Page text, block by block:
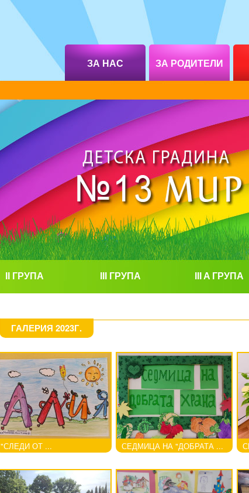
ЗА НАС ЗА РОДИТЕЛИ
II ГРУПА III ГРУПА III A ГРУПА
ГАЛЕРИЯ 2023Г.
"СЛЕДИ ОТ ... СЕДМИЦА НА "ДОБРАТА ...